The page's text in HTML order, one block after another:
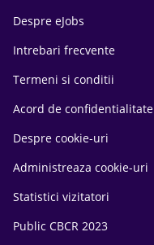
Despre eJobs
Intrebari frecvente
Termeni si conditii
Acord de confidentialitate
Despre cookie-uri
Administreaza cookie-uri
Statistici vizitatori
Public CBCR 2023